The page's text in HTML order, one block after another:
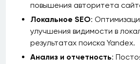
повышения авторитета
Локальное SEO:
улучшения видимости в
результатах поиска Yandex.
Анализ и отчетность: